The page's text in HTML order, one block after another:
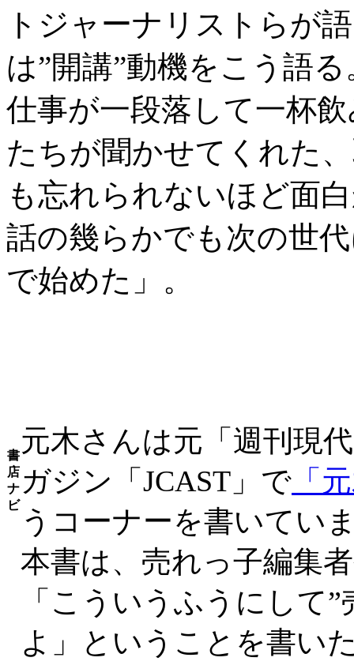
トジャーナリストらが
は”開講”動機をこう語
仕事が一段落して一杯
たちが聞かせてくれた
も忘れられないほど面
話の幾らかでも次の世
で始めた」。
書
店
ナ
ビ
元木さんは元「週刊現
ガジン「JCAST」で 「
うコーナーを書いてい
本書は、売れっ子編集
「こういうふうにして
よ」ということを書い